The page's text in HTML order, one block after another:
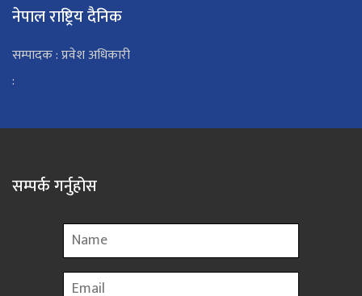
नेपाल राष्ट्रिय दैनिक
सम्पादक : प्रवेश अधिकारी
:
सम्पर्क गर्नुहोस
Name
Email